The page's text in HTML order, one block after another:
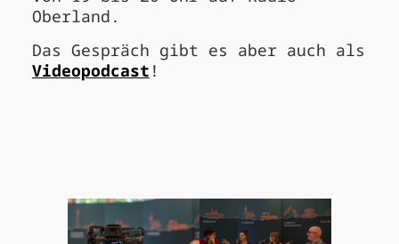
Oberland.
Das Gespräch gibt es aber auch als
Videopodcast !